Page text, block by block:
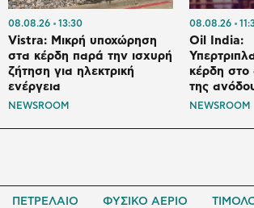
08.08.26 13:30
Vistra: Μικρή υποχώρηση
στα κέρδη παρά την ισχυρή
ζήτηση για ηλεκτρική
ενέργεια
NEWSROOM
08.08.26
Oil India:
κέρδη στο
της
NEWSROOM
ΠΕΤΡΕΛΑΙΟ ΦΥΣΙΚΟ ΑΕΡΙΟ